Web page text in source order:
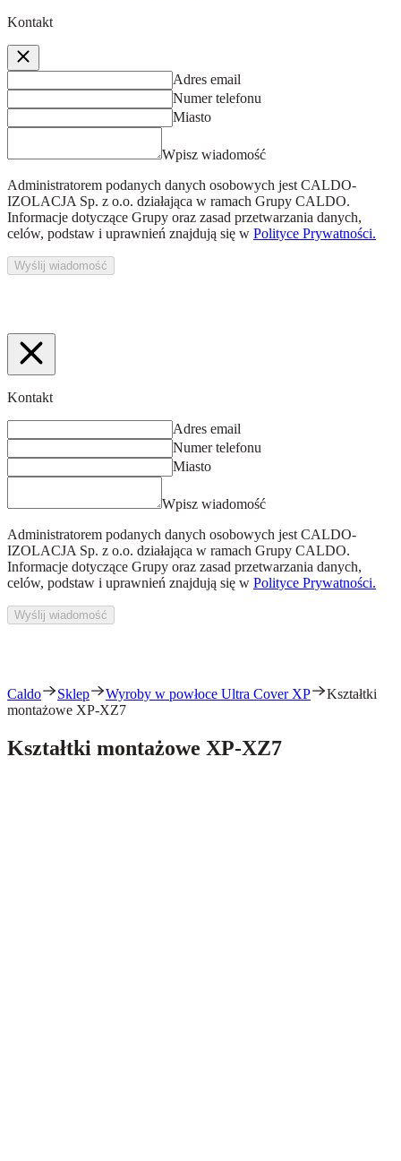
Kontakt
Adres email
Numer telefonu
Miasto
Wpisz wiadomość
Administratorem podanych danych osobowych jest CALDO-
IZOLACJA Sp. z o.o. działająca w ramach Grupy CALDO.
Informacje dotyczące Grupy oraz zasad przetwarzania danych,
celów, podstaw i uprawnień znajdują się w Polityce Prywatności.
Wyślij wiadomość
Kontakt
Adres email
Numer telefonu
Miasto
Wpisz wiadomość
Administratorem podanych danych osobowych jest CALDO-
IZOLACJA Sp. z o.o. działająca w ramach Grupy CALDO.
Informacje dotyczące Grupy oraz zasad przetwarzania danych,
celów, podstaw i uprawnień znajdują się w Polityce Prywatności.
Wyślij wiadomość
Caldo Sklep Wyroby w powłoce Ultra Cover XP
Kształtki
montażowe XP-XZ7
Kształtki montażowe XP-XZ7